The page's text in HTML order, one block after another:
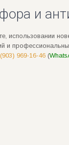
и
использовании
и
969-16-46 (